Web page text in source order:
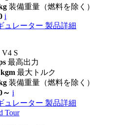
装備重量（燃料を除く）
i
ュレーター 製品詳細
V4 S
最高出力
最大トルク
装備重量（燃料を除く）
～ i
ュレーター 製品詳細
Tour